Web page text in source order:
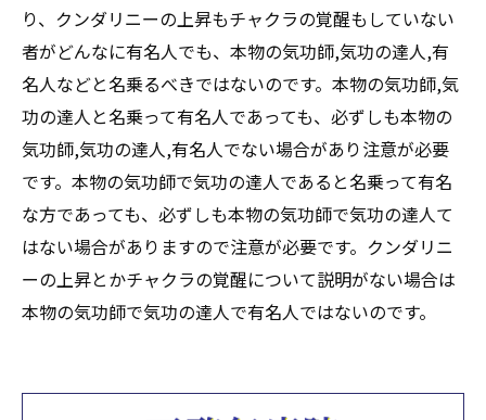
り、クンダリニーの上昇もチャクラの覚醒もしていない
者がどんなに有名人でも、本物の気功師,気功の達人,有
名人などと名乗るべきではないのです。本物の気功師,気
功の達人と名乗って有名人であっても、必ずしも本物の
気功師,気功の達人,有名人でない場合があり注意が必要
です。本物の気功師で気功の達人であると名乗って有名
な方であっても、必ずしも本物の気功師で気功の達人て
はない場合がありますので注意が必要です。クンダリニ
ーの上昇とかチャクラの覚醒について説明がない場合は
本物の気功師で気功の達人で有名人ではないのです。